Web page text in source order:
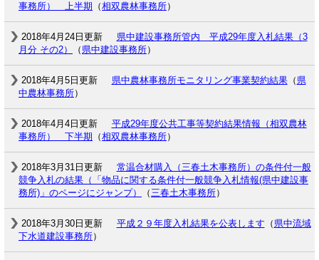
事務所） 上半期 （相双農林事務所）
2018年4月24日更新
県中建設事務所管内 平成29年度入札結果（3
月分 その2）
（ 県中建設事務所）
2018年4月5日更新 県中農林事務所モニタリング事業契約結果（ 県
中農林事務所）
2018年4月4日更新
平成29年度公共工事等契約結果情報（相双農林
事務所） 下半期 （相双農林事務所）
2018年3月31日更新
常温合材購入（三春土木事務所）の条件付一般
競争入札の結果（「物品に関する条件付一般競争入札情報(県中建設事
務所)」のページにジャンプ）
（三春土木事務所）
2018年3月30日更新 平成２９年度入札結果を公表します （ 県中流域
下水道建設事務所）